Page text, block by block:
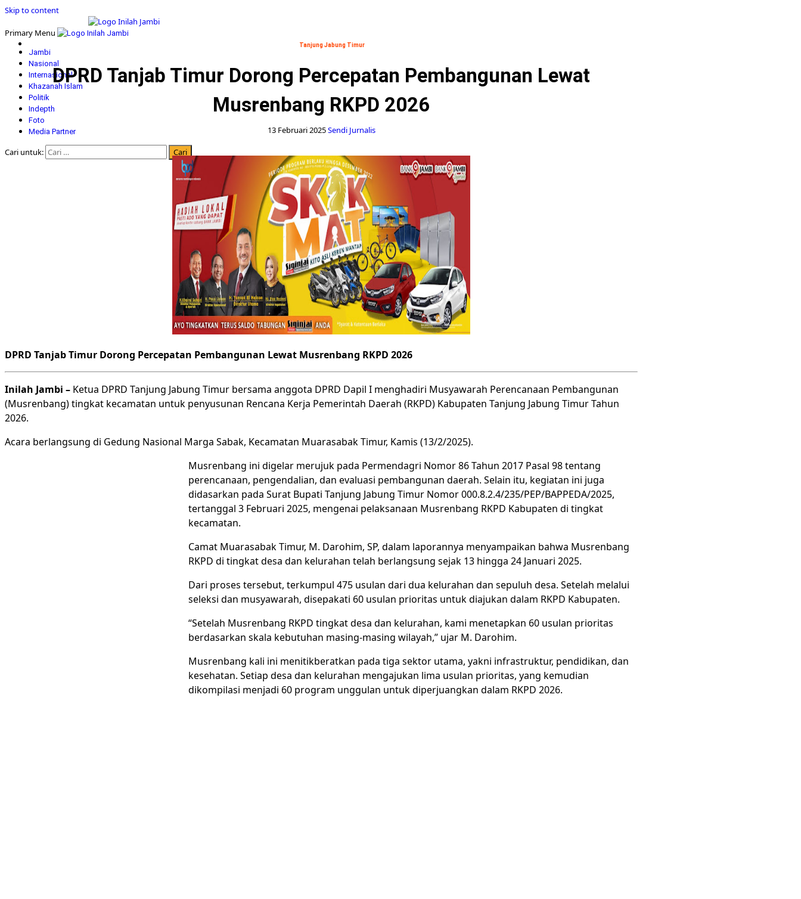
Skip to content
Primary Menu
Jambi
Nasional
Internasional
Khazanah Islam
Politik
Indepth
Foto
Media Partner
Cari untuk:
Tanjung Jabung Timur
DPRD Tanjab Timur Dorong Percepatan Pembangunan Lewat
Musrenbang RKPD 2026
13 Februari 2025Sendi Jurnalis
DPRD Tanjab Timur Dorong Percepatan Pembangunan Lewat Musrenbang RKPD 2026
Inilah Jambi – Ketua DPRD Tanjung Jabung Timur bersama anggota DPRD Dapil I menghadiri Musyawarah Perencanaan Pembangunan
(Musrenbang) tingkat kecamatan untuk penyusunan Rencana Kerja Pemerintah Daerah (RKPD) Kabupaten Tanjung Jabung Timur Tahun
2026.
Acara berlangsung di Gedung Nasional Marga Sabak, Kecamatan Muarasabak Timur, Kamis (13/2/2025).
Musrenbang ini digelar merujuk pada Permendagri Nomor 86 Tahun 2017 Pasal 98 tentang
perencanaan, pengendalian, dan evaluasi pembangunan daerah. Selain itu, kegiatan ini juga
didasarkan pada Surat Bupati Tanjung Jabung Timur Nomor 000.8.2.4/235/PEP/BAPPEDA/2025,
tertanggal 3 Februari 2025, mengenai pelaksanaan Musrenbang RKPD Kabupaten di tingkat
kecamatan.
Camat Muarasabak Timur, M. Darohim, SP, dalam laporannya menyampaikan bahwa Musrenbang
RKPD di tingkat desa dan kelurahan telah berlangsung sejak 13 hingga 24 Januari 2025.
Dari proses tersebut, terkumpul 475 usulan dari dua kelurahan dan sepuluh desa. Setelah melalui
seleksi dan musyawarah, disepakati 60 usulan prioritas untuk diajukan dalam RKPD Kabupaten.
“Setelah Musrenbang RKPD tingkat desa dan kelurahan, kami menetapkan 60 usulan prioritas
berdasarkan skala kebutuhan masing-masing wilayah,” ujar M. Darohim.
Musrenbang kali ini menitikberatkan pada tiga sektor utama, yakni infrastruktur, pendidikan, dan
kesehatan. Setiap desa dan kelurahan mengajukan lima usulan prioritas, yang kemudian
dikompilasi menjadi 60 program unggulan untuk diperjuangkan dalam RKPD 2026.